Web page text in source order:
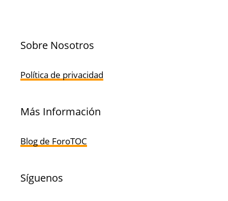
Sobre Nosotros
Política de privacidad
Más Información
Blog de ForoTOC
Síguenos